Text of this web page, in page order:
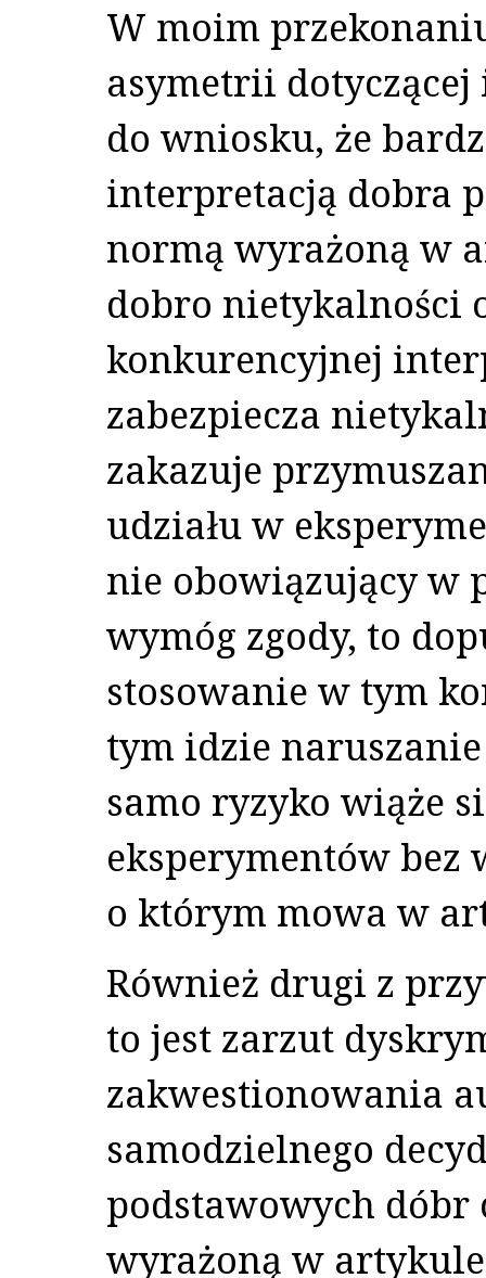
W moim
asymetrii
do wniosku, że
interpretacją dobra
normą wyrażoną w
dobro nietykalności
konkurencyjnej
zabezpiecza
zakazuje
udziału w
nie obowiązujący w
wymóg zgody, to
stosowanie w tym
tym idzie
samo ryzyko wiąże
eksperymentów bez
o którym mowa w
Również drugi z
to jest zarzut
zakwestionowania
samodzielnego
podstawowych
wyrażoną w